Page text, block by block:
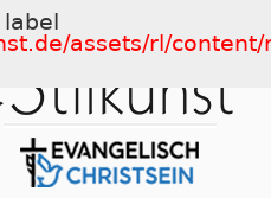
assets/rl/